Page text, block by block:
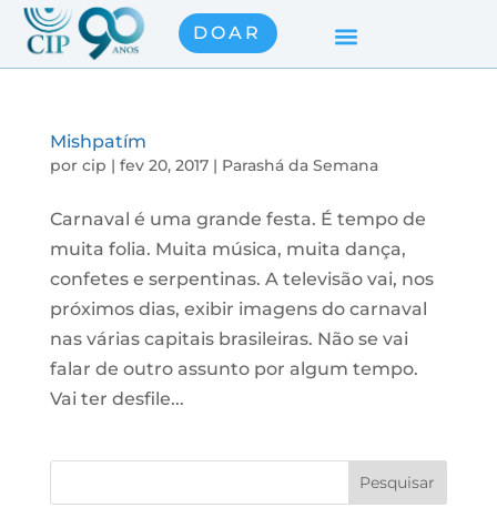
DOAR
Mishpatím
por cip | fev 20, 2017| Parashá da Semana
Carnaval é uma grande festa. É tempo de
muita folia. Muita música, muita dança,
confetes e serpentinas. A televisão vai, nos
próximos dias, exibir imagens do carnaval
nas várias capitais brasileiras. Não se vai
falar de outro assunto por algum tempo.
Vai ter desfile...